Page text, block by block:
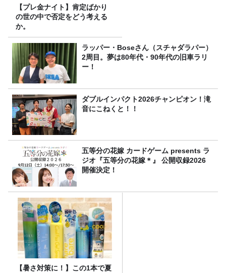
【プレ金ナイト】肯定ばかり
の世の中で否定をどう考える
か。
ラッパー・Boseさん（スチャダラパー）
2周目。夢は80年代・90年代の旧車ラリ
ー！
ダブルインパクト2026チャンピオン！滝
音にこねくと！！
五等分の花嫁 カードゲーム presents ラ
ジオ『五等分の花嫁＊』 公開収録2026
開催決定！
【暑さ対策に！】この1本で夏